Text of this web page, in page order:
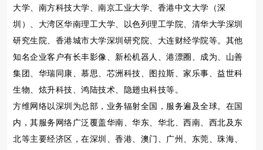
大学、南方科技大学、南京工业大学、香港中文大学（深
圳）、大湾区华南理工大学、以色列理工学院、清华大学深圳
研究生院、香港城市大学深圳研究院、大连财经学院等。其他
知名企业客户有长丰影像、新松机器人、港漂圈、成为、山善
集团、华瑞同康、慕思、芯洲科技、图拉斯、家乐事、益世科
生物、炫升科技、鸿陆技术、隐翅虫科技等。
方维网络以深圳为总部，业务辐射全国，服务遍及全球。在国
内，其服务网络广泛覆盖华南、华东、华北、西南、西北及东
北等主要经济区，在深圳、香港、澳门、广州、东莞、珠海、